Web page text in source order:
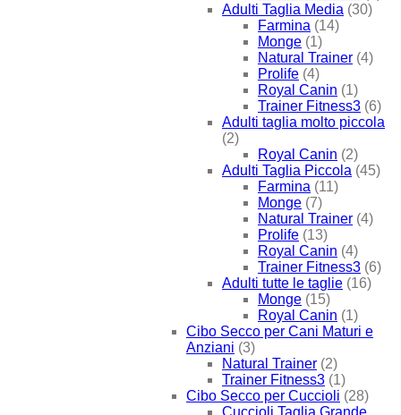
Adulti Taglia Media (30)
Farmina (14)
Monge (1)
Natural Trainer (4)
Prolife (4)
Royal Canin (1)
Trainer Fitness3 (6)
Adulti taglia molto piccola
(2)
Royal Canin (2)
Adulti Taglia Piccola (45)
Farmina (11)
Monge (7)
Natural Trainer (4)
Prolife (13)
Royal Canin (4)
Trainer Fitness3 (6)
Adulti tutte le taglie (16)
Monge (15)
Royal Canin (1)
Cibo Secco per Cani Maturi e
Anziani (3)
Natural Trainer (2)
Trainer Fitness3 (1)
Cibo Secco per Cuccioli (28)
Cuccioli Taglia Grande